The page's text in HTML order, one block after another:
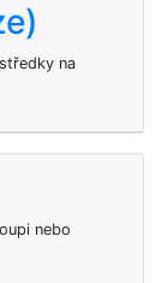
na
nebo